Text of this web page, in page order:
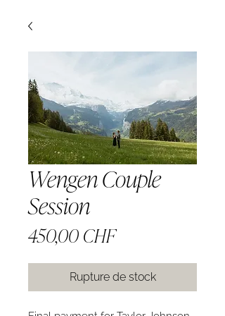
Wengen Couple
Session
450,00 CHFPrix
Rupture de stock